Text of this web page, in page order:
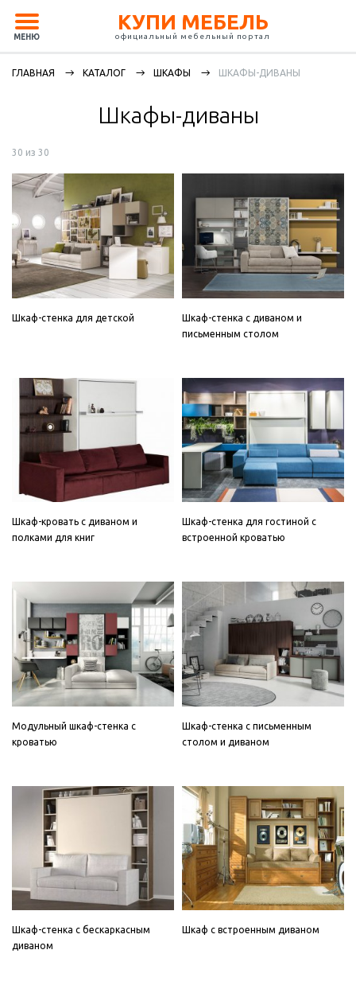
МЕНЮ
КУПИ МЕБЕЛЬ
официальный мебельный портал
ГЛАВНАЯ КАТАЛОГ ШКАФЫ ШКАФЫ-ДИВАНЫ
Шкафы-диваны
30 из 30
Шкаф-стенка для детской
Шкаф-стенка с диваном и
письменным столом
Шкаф-кровать с диваном и
полками для книг
Шкаф-стенка для гостиной с
встроенной кроватью
Модульный шкаф-стенка с
кроватью
Шкаф-стенка с письменным
столом и диваном
Шкаф-стенка с бескаркасным
диваном
Шкаф с встроенным диваном